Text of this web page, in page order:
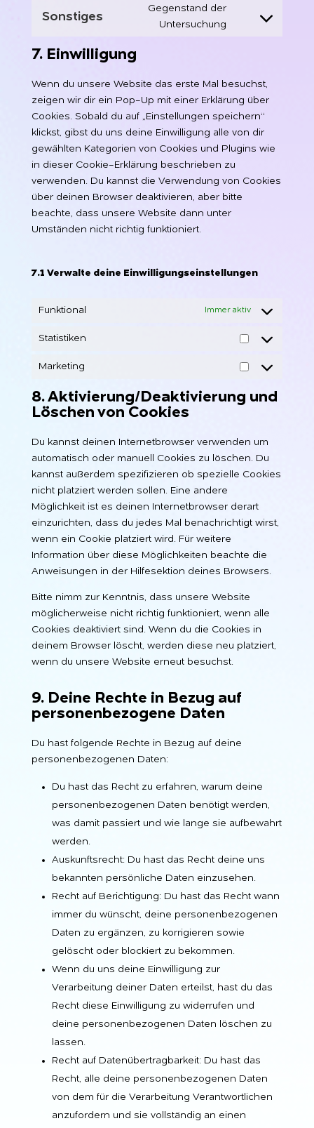
linkedin
Sonstiges
Gegenstand der
Untersuchung
Consent
7. Einwilligung
Wenn du unsere Website das erste Mal besuchst,
zeigen wir dir ein Pop-Up mit einer Erklärung über
Cookies. Sobald du auf „Einstellungen speichern“
klickst, gibst du uns deine Einwilligung alle von dir
gewählten Kategorien von Cookies und Plugins wie
in dieser Cookie-Erklärung beschrieben zu
verwenden. Du kannst die Verwendung von Cookies
über deinen Browser deaktivieren, aber bitte
beachte, dass unsere Website dann unter
Umständen nicht richtig funktioniert.
7.1 Verwalte deine Einwilligungseinstellungen
Funktional Immer aktiv
Statistiken
Statistiken
Marketing
Marketing
8. Aktivierung/Deaktivierung und
Löschen von Cookies
Du kannst deinen Internetbrowser verwenden um
automatisch oder manuell Cookies zu löschen. Du
kannst außerdem spezifizieren ob spezielle Cookies
nicht platziert werden sollen. Eine andere
Möglichkeit ist es deinen Internetbrowser derart
einzurichten, dass du jedes Mal benachrichtigt wirst,
wenn ein Cookie platziert wird. Für weitere
Information über diese Möglichkeiten beachte die
Anweisungen in der Hilfesektion deines Browsers.
Bitte nimm zur Kenntnis, dass unsere Website
möglicherweise nicht richtig funktioniert, wenn alle
Cookies deaktiviert sind. Wenn du die Cookies in
deinem Browser löscht, werden diese neu platziert,
wenn du unsere Website erneut besuchst.
9. Deine Rechte in Bezug auf
personenbezogene Daten
Du hast folgende Rechte in Bezug auf deine
personenbezogenen Daten:
Du hast das Recht zu erfahren, warum deine
personenbezogenen Daten benötigt werden,
was damit passiert und wie lange sie aufbewahrt
werden.
Auskunftsrecht: Du hast das Recht deine uns
bekannten persönliche Daten einzusehen.
Recht auf Berichtigung: Du hast das Recht wann
immer du wünscht, deine personenbezogenen
Daten zu ergänzen, zu korrigieren sowie
gelöscht oder blockiert zu bekommen.
Wenn du uns deine Einwilligung zur
Verarbeitung deiner Daten erteilst, hast du das
Recht diese Einwilligung zu widerrufen und
deine personenbezogenen Daten löschen zu
lassen.
Recht auf Datenübertragbarkeit: Du hast das
Recht, alle deine personenbezogenen Daten
von dem für die Verarbeitung Verantwortlichen
anzufordern und sie vollständig an einen